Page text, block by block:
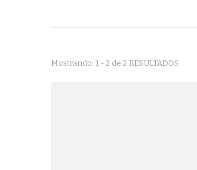
Mostrando: 1 - 2 de 2 RESULTADOS